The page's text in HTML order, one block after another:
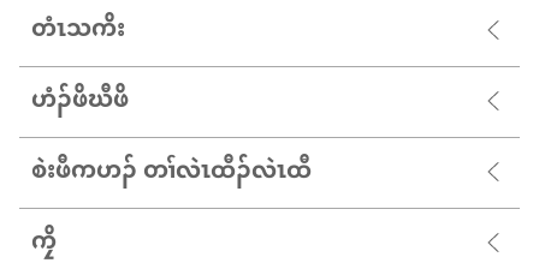
တံၤ​သ​ကိး
ဟံၣ်​ဖိ​ဃီ​ဖိ
စဲးဖီကဟၣ် တၢ်လဲၤထီၣ်လဲၤထီ
ကၠိ